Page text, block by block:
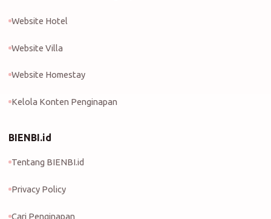
Website Hotel
Website Villa
Website Homestay
Kelola Konten Penginapan
BIENBI.id
Tentang BIENBI.id
Privacy Policy
Cari Penginapan